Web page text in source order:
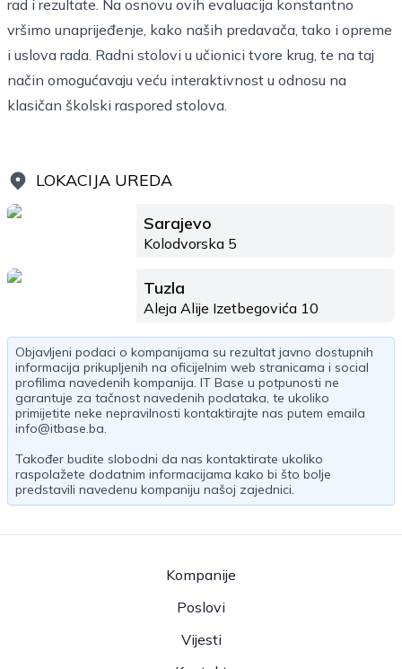
LOKACIJA UREDA
Sarajevo
Kolodvorska 5
Tuzla
Aleja Alije Izetbegovića 10
Objavljeni podaci o kompanijama su rezultat javno dostupnih
informacija prikupljenih na oficijelnim web stranicama i social
profilima navedenih kompanija. IT Base u potpunosti ne
garantuje za tačnost navedenih podataka, te ukoliko
primijetite neke nepravilnosti kontaktirajte nas putem emaila
info@itbase.ba.
Također budite slobodni da nas kontaktirate ukoliko
raspolažete dodatnim informacijama kako bi što bolje
predstavili navedenu kompaniju našoj zajednici.
rad i rezultate. Na osnovu ovih evaluacija konstantno
vršimo unaprijeđenje, kako naših predavača, tako i opreme
i uslova rada. Radni stolovi u učionici tvore krug, te na taj
način omogućavaju veću interaktivnost u odnosu na
klasičan školski raspored stolova.
Kompanije
Poslovi
Vijesti